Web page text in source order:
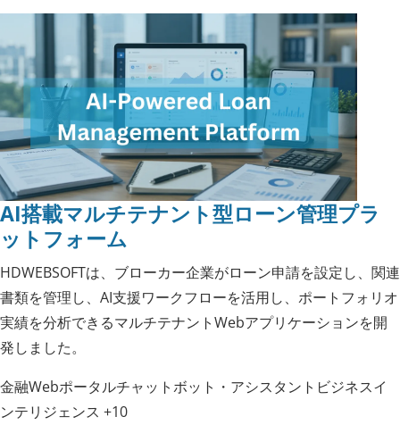
AI搭載マルチテナント型ローン管理プラ
ットフォーム
HDWEBSOFTは、ブローカー企業がローン申請を設定し、関連
書類を管理し、AI支援ワークフローを活用し、ポートフォリオ
実績を分析できるマルチテナントWebアプリケーションを開
発しました。
金融Webポータルチャットボット・アシスタント ビジネスイ
ンテリジェンス +10